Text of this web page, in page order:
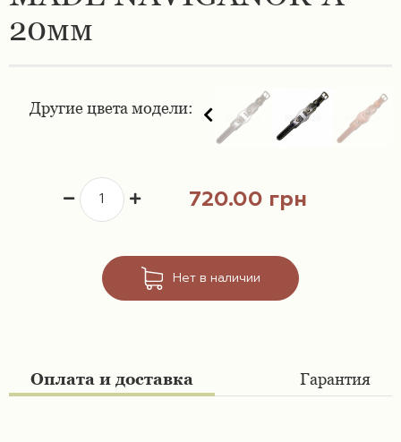
Ремешки 19 мм
Ремешки 21 мм
Ремешки 23 мм
Ремешки 26 мм
Ремешки для часов Swatch
Ремешки для часов Timex
Ремешки для часов Tissot
Ремешки для часов Ulysse Nardin
20мм
Другие цвета модели:
720.00 грн
Нет в наличии
Оплата и доставка Гарантия